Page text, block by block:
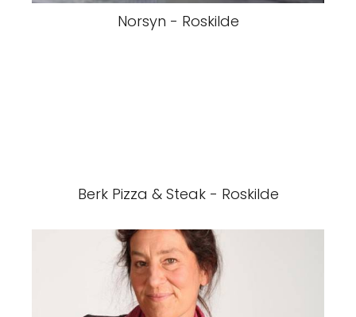
Norsyn - Roskilde
Berk Pizza & Steak - Roskilde